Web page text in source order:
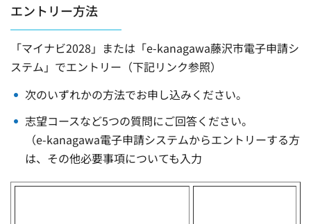
エントリー方法
「マイナビ2028」または「e-kanagawa藤沢市電子申請シ
ステム」でエントリー（下記リンク参照）
次のいずれかの方法でお申し込みください。
志望コースなど5つの質問にご回答ください。
（e-kanagawa電子申請システムからエントリーする方
は、その他必要事項についても入力